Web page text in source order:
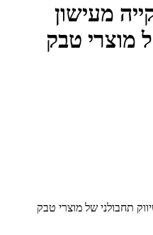
מעישון
מוצרי טבק